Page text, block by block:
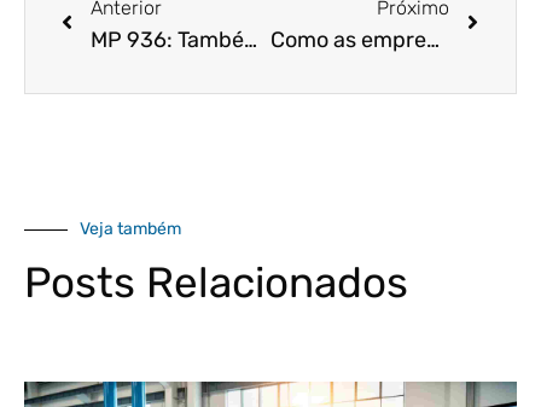
Anterior
MP 936: Também abrange os contratos de trabalhos temporários?
Próximo
Como as empresas podem se preparar para o pós-crise
Veja também
Posts Relacionados